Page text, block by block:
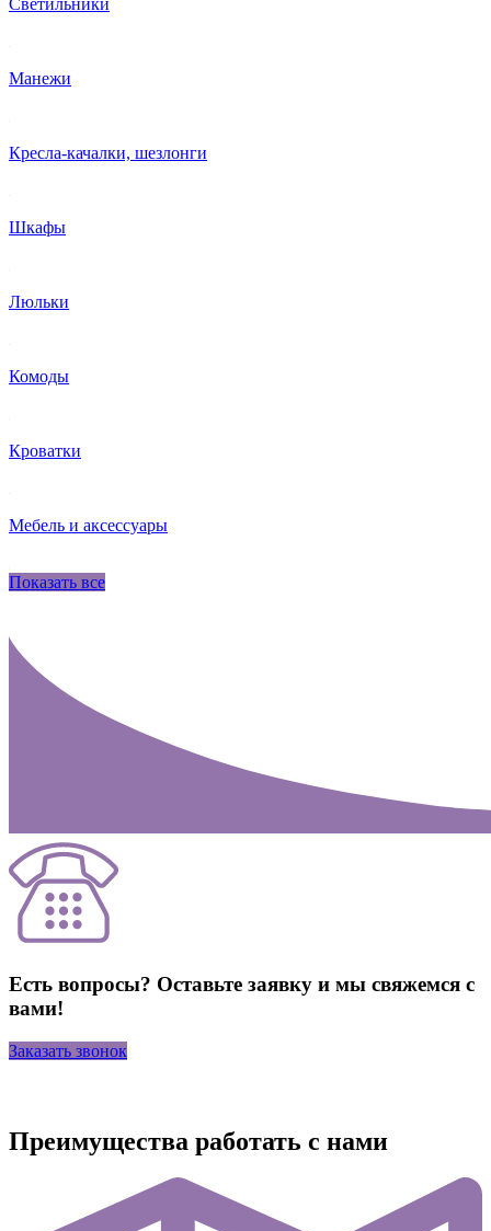
Светильники
Манежи
Кресла-качалки, шезлонги
Шкафы
Люльки
Комоды
Кроватки
Мебель и аксессуары
Показать все
Есть вопросы? Оставьте заявку и мы свяжемся с
вами!
Заказать звонок
Преимущества работать с нами